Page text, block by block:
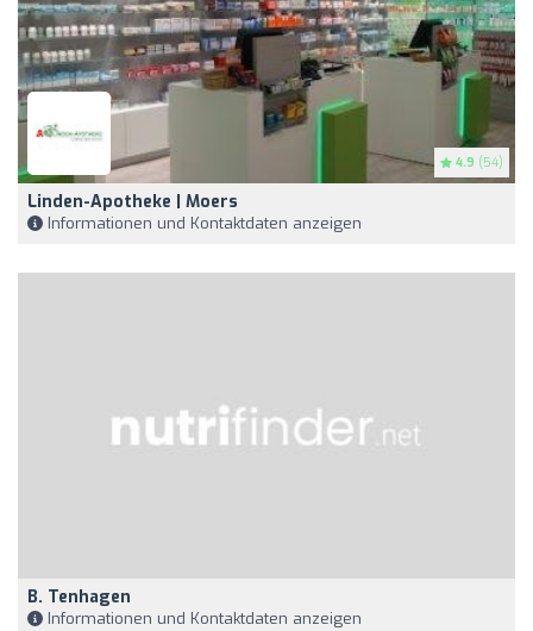
4.9 (54)
Linden-Apotheke | Moers
Informationen und Kontaktdaten anzeigen
B. Tenhagen
Informationen und Kontaktdaten anzeigen